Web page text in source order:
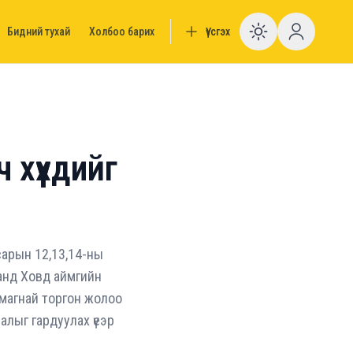
Бидний тухай Холбоо барих Үүсгэх Enable
12,13,14-ны
Ховд аймгийн
торгон жолоо
гардуулах үеэр